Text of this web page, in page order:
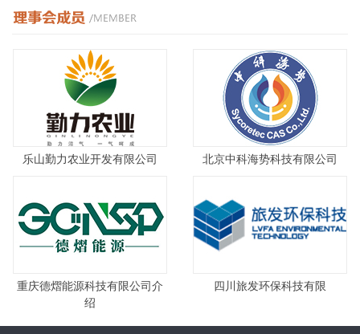
乐山勤力农业开发有限公司 北京中科海势科技有限公司
重庆德熠能源科技有限公司介
绍
四川旅发环保科技有限